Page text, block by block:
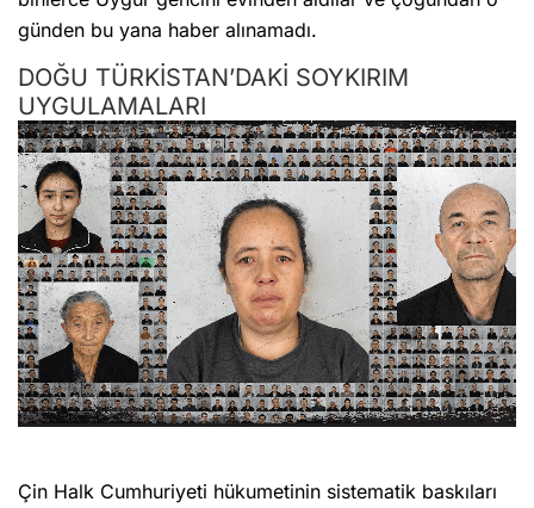
günden bu yana haber alınamadı.
DOĞU TÜRKİSTAN’DAKİ SOYKIRIM
UYGULAMALARI
Çin Halk Cumhuriyeti hükumetinin sistematik baskıları